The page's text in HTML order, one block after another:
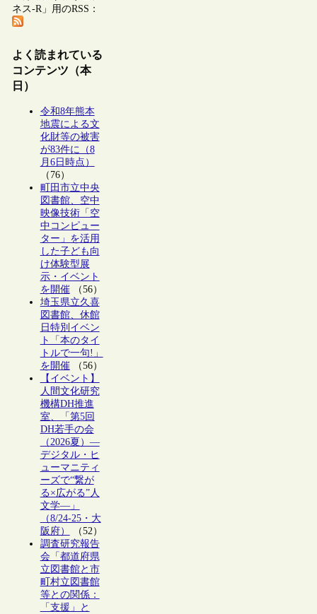
ネス-R」用のRSS：
よく読まれている
コンテンツ（本
日）
令和8年熊本
地震による文
化財等の被害
が83件に（8
月6日時点）
（76）
町田市立中央
図書館、空中
映像技術「空
中コンピュー
ター」を活用
した子ども向
け体験型展
示・イベント
を開催（56）
埼玉県立久喜
図書館、休館
日特別イベン
ト「本のタイ
トルで一句!」
を開催（56）
【イベント】
人間文化研究
機構DH推進
室、「第5回
DH若手の会
（2026夏）―
デジタル・ヒ
ューマニティ
ーズで“繋が
る×広がる”人
文学―」
（8/24-25・大
阪府）
（52）
調査研究報告
会「都道府県
立図書館と市
町村立図書館
等との関係：
「支援」と